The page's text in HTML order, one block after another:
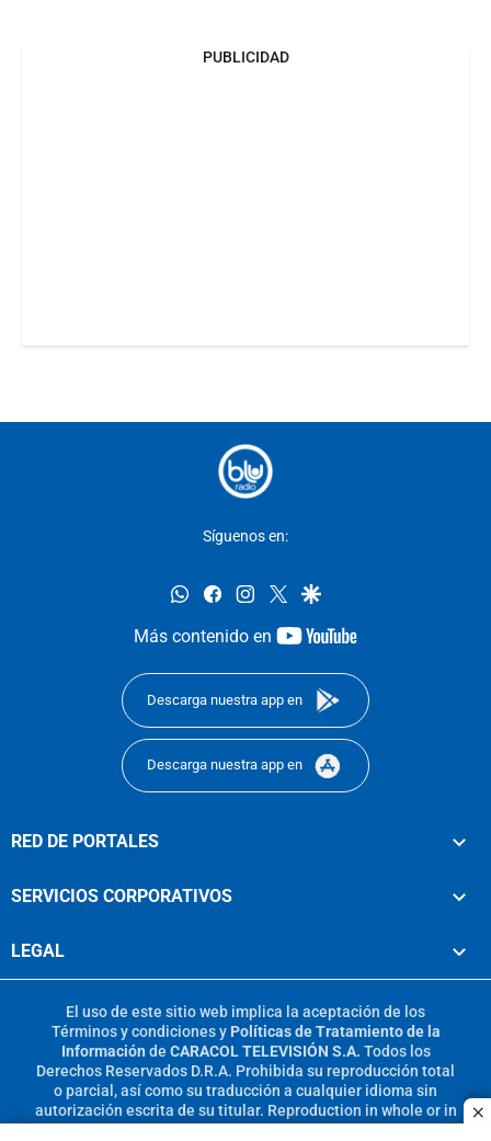
PUBLICIDAD
Síguenos en:
whatsappfacebookinstagram
twittergoogle
Más contenido en
youtube-
Descarga nuestra app en
Descarga nuestra app en
RED DE PORTALES
SERVICIOS CORPORATIVOS
LEGAL
El uso de este sitio web implica la aceptación de los
Términos y condicionesy Políticas de Tratamiento de la
Información de CARACOL TELEVISIÓN S.A. Todos los
Derechos Reservados D.R.A. Prohibida su reproducción total
o parcial, así como su traducción a cualquier idioma sin
autorización escrita de su titular. Reproduction in whole or in